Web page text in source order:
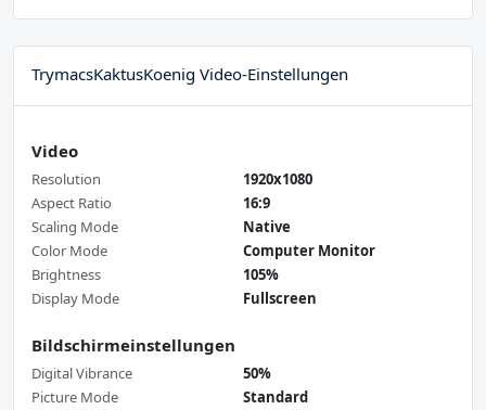
TrymacsKaktusKoenig Video-Einstellungen
Video
Resolution
1920x1080
Aspect Ratio
16:9
Scaling Mode
Native
Color Mode
Computer Monitor
Brightness
105%
Display Mode
Fullscreen
Bildschirmeinstellungen
Digital Vibrance
50%
Picture Mode
Standard